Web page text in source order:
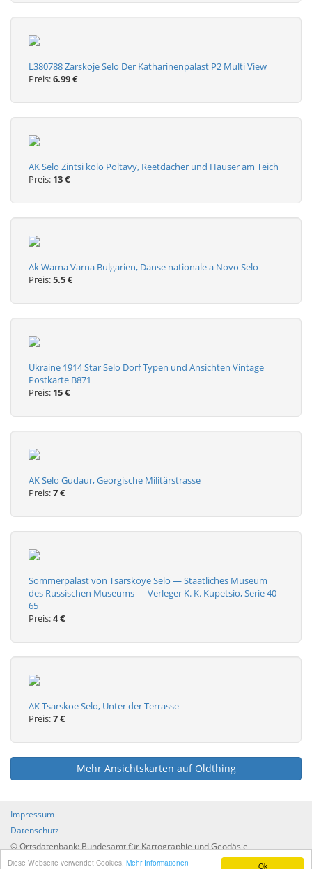
Ok
Diese Webseite verwendet Cookies. Mehr Informationen
L380788 Zarskoje Selo Der Katharinenpalast P2 Multi View
Preis:6.99 €
AK Selo Zintsi kolo Poltavy, Reetdächer und Häuser am Teich
Preis: 13 €
Ak Warna Varna Bulgarien, Danse nationale a Novo Selo
Preis:5.5 €
Ukraine 1914 Star Selo Dorf Typen und Ansichten Vintage
Postkarte B871
Preis: 15 €
AK Selo Gudaur, Georgische Militärstrasse
Preis:7 €
Sommerpalast von Tsarskoye Selo — Staatliches Museum
des Russischen Museums — Verleger K. K. Kupetsio, Serie 40-
65
Preis:4 €
AK Tsarskoe Selo, Unter der Terrasse
Preis:7 €
Mehr Ansichtskarten auf Oldthing
Impressum
Datenschutz
© Ortsdatenbank: Bundesamt für Kartographie und Geodäsie
Verzeichnis aller Orte nach Staaten und Administrationen